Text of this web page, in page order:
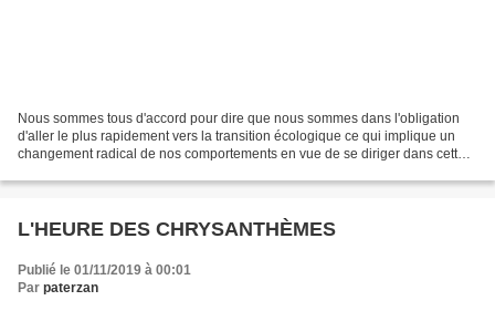
Nous sommes tous d'accord pour dire que nous sommes dans l'obligation
d'aller le plus rapidement vers la transition écologique ce qui implique un
changement radical de nos comportements en vue de se diriger dans cette
L'HEURE DES CHRYSANTHÈMES
Publié le 01/11/2019 à 00:01
Par paterzan